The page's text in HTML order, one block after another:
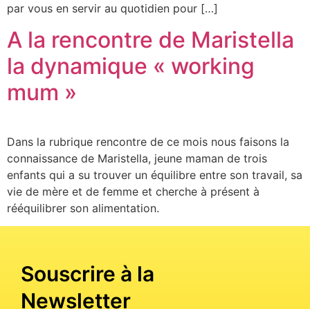
par vous en servir au quotidien pour […]
A la rencontre de Maristella
la dynamique « working
mum »
Dans la rubrique rencontre de ce mois nous faisons la
connaissance de Maristella, jeune maman de trois
enfants qui a su trouver un équilibre entre son travail, sa
vie de mère et de femme et cherche à présent à
rééquilibrer son alimentation.
Souscrire à la
Newsletter